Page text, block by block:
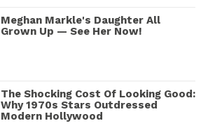
Meghan Markle's Daughter All
Grown Up — See Her Now!
The Shocking Cost Of Looking Good:
Why 1970s Stars Outdressed
Modern Hollywood